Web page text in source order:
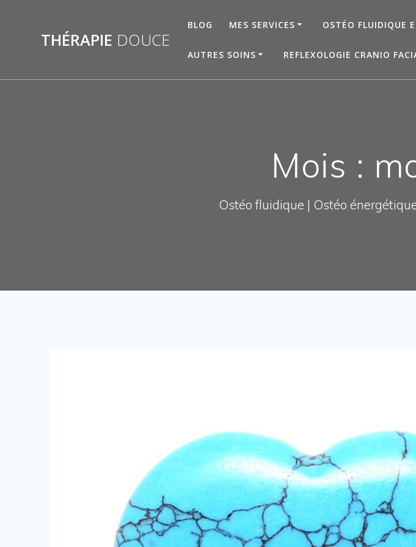
THÉRAPIE DOUCE
BLOG MES SERVICES OSTÉO FLUIDIQUE
AUTRES SOINS REFLEXOLOGIE CRANIO
Mois :
Ostéo fluidique | Ostéo